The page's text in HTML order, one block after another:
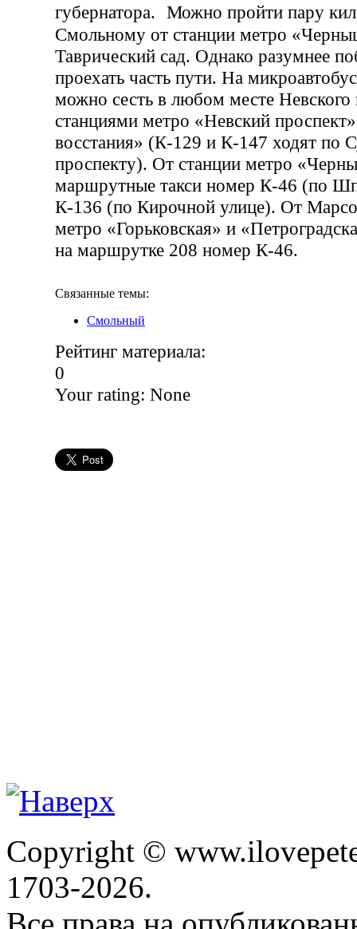
губернатора. Можно пройти пару
Смольному от станции метро
Таврический сад. Однако разумнее
проехать часть пути. На
можно сесть в любом месте
станциями метро «Невский
восстания» (К-129 и К-147 ходят по
проспекту). От станции метро
маршрутные такси номер К-46 (по
К-136 (по Кирочной улице). От
метро «Горьковская» и
на маршрутке 208 номер К-46.
Связанные темы:
Смольный
Рейтинг материала:
0
Your rating: None
Copyright ©
1703-2026.